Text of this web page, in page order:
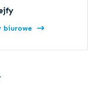
biurowe